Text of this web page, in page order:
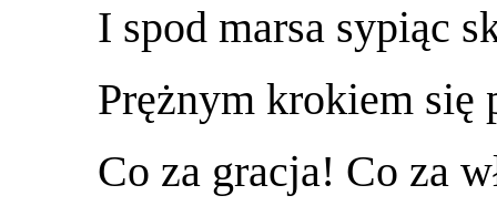
I spod marsa sypiąc
Prężnym krokiem się
Co za gracja! Co za